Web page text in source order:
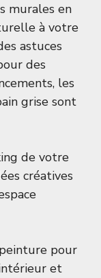
murales en
à votre
astuces
des
les
grise sont
de votre
créatives
pour
et